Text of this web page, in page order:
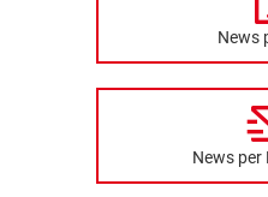
News
News per